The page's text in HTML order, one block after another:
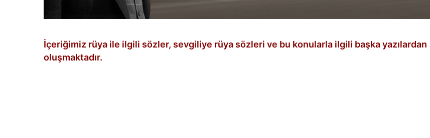
İçeriğimiz rüya ile ilgili sözler, sevgiliye rüya sözleri ve bu konularla ilgili başka yazılardan
oluşmaktadır.